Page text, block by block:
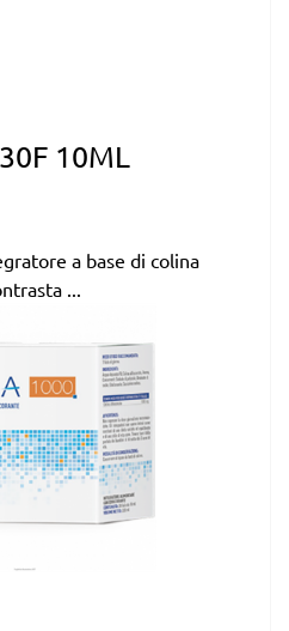
10ML
a base di colina
...